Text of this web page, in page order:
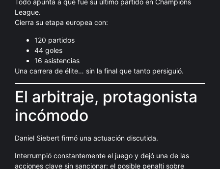
Todo apunta a que fue su último partido en Champions
League.
Cierra su etapa europea con:
120 partidos
44 goles
16 asistencias
Una carrera de élite… sin la final que tanto persiguió.
El arbitraje, protagonista
incómodo
Daniel Siebert firmó una actuación discutida.
Interrumpió constantemente el juego y dejó una de las
acciones clave sin sancionar: el posible penalti sobre